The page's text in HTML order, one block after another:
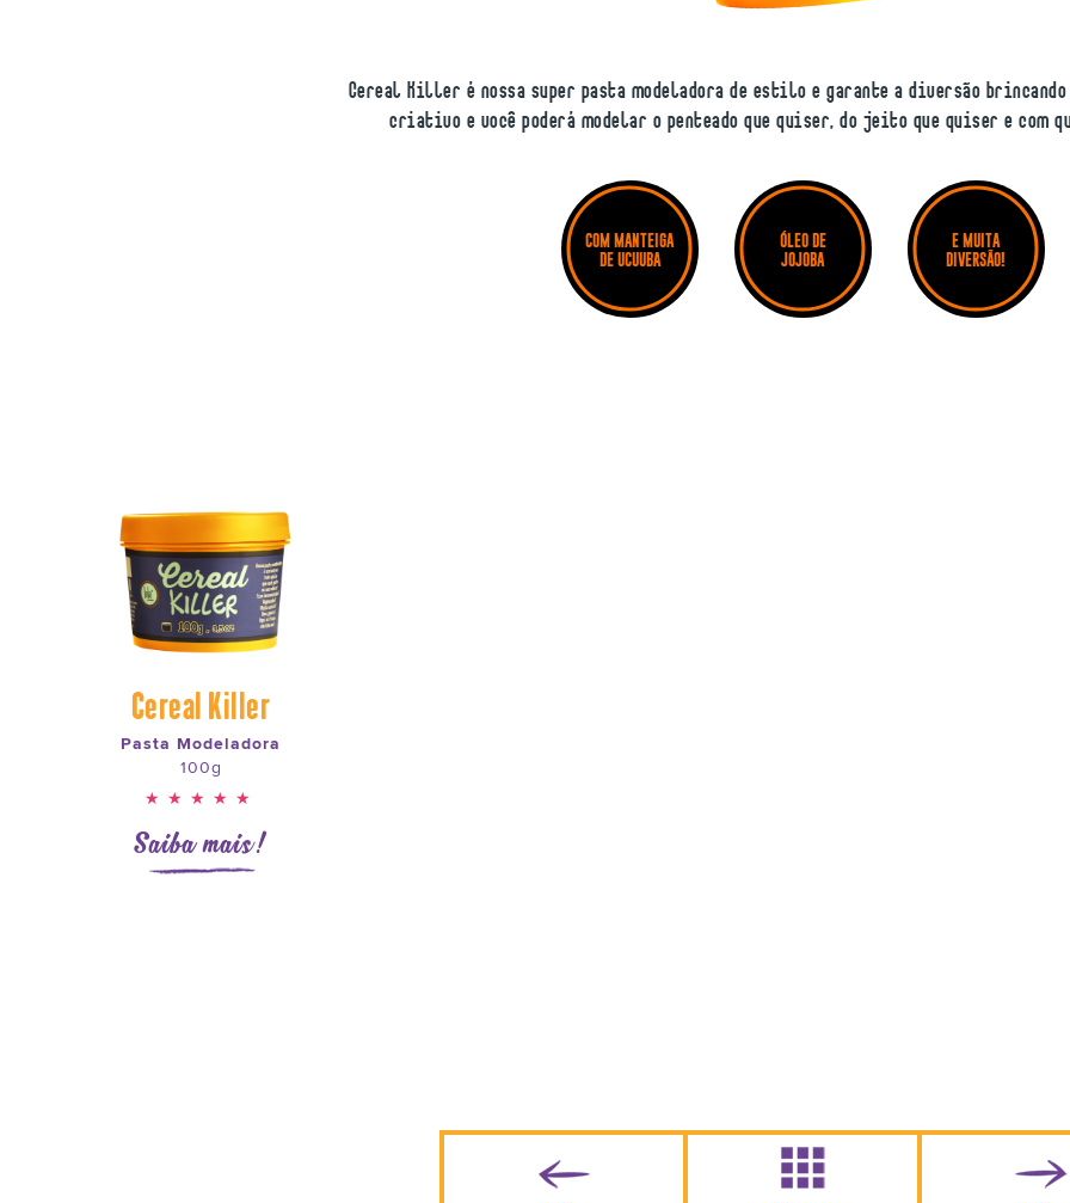
Cereal Killer é nossa super pasta modeladora de estilo e garante a diversão brincando
criativo e você poderá modelar o penteado que quiser, do jeito que quiser e com
COM MANTEIGA
DE UCUUBA
ÓLEO DE
JOJOBA
E MUITA
DIVERSÃO!
Cereal Killer
Pasta Modeladora
100g
★★★★★
Saiba mais!